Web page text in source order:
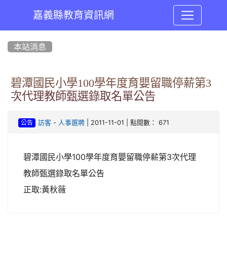
嘉義縣教育資訊網
本站消息
碧潭國民小學100學年度育嬰留職停薪第3
次代理教師甄選錄取名單公告
公告 訪客- 人事選聘| 2011-11-01 | 點閱數： 671
碧潭國民小學100學年度育嬰留職停薪第3次代理
教師甄選錄取名單公告
正取:黃秋薇